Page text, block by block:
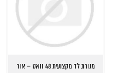
מנורת לד מקצועית 48 וואט – אור